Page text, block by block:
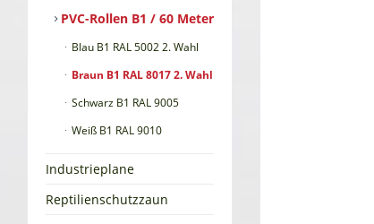
PVC-Rollen B1 / 60 Meter
Blau B1 RAL 5002 2. Wahl
Braun B1 RAL 8017 2. Wahl
Schwarz B1 RAL 9005
Weiß B1 RAL 9010
Industrieplane
Reptilienschutzzaun